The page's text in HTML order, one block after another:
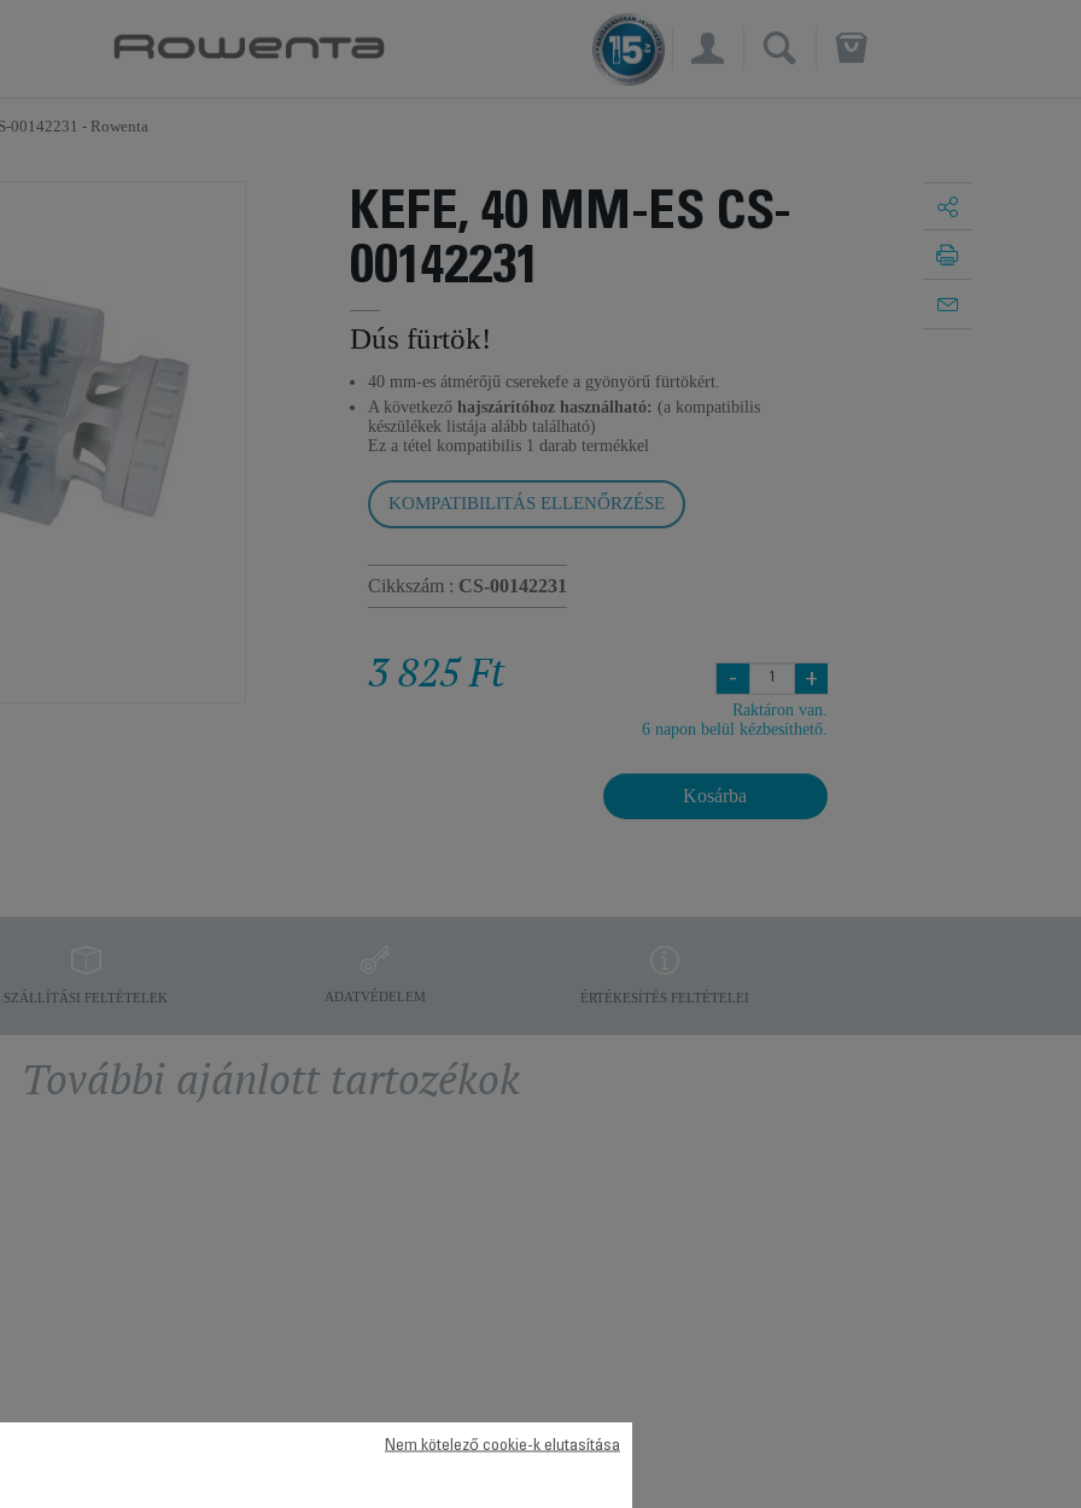
×
00142231 - Rowenta
KEFE, 40 MM-ES CS-
00142231
Dús fürtök!
40 mm-es átmérőjű cserekefe a gyönyörű fürtökért.
A következő hajszárítóhoz használható: (a kompatibilis
készülékek listája alább található)
Ez a tétel kompatibilis 1 darab termékkel
KOMPATIBILITÁS ELLENŐRZÉSE
Cikkszám : CS-00142231
3 825 Ft - +
Raktáron van.
6 napon belül kézbesíthető.
Kosárba
SZÁLLÍTÁSI FELTÉTELEK ADATVÉDELEM ÉRTÉKESÍTÉS FELTÉTELEI
További ajánlott tartozékok
Nem kötelező cookie-k elutasítása